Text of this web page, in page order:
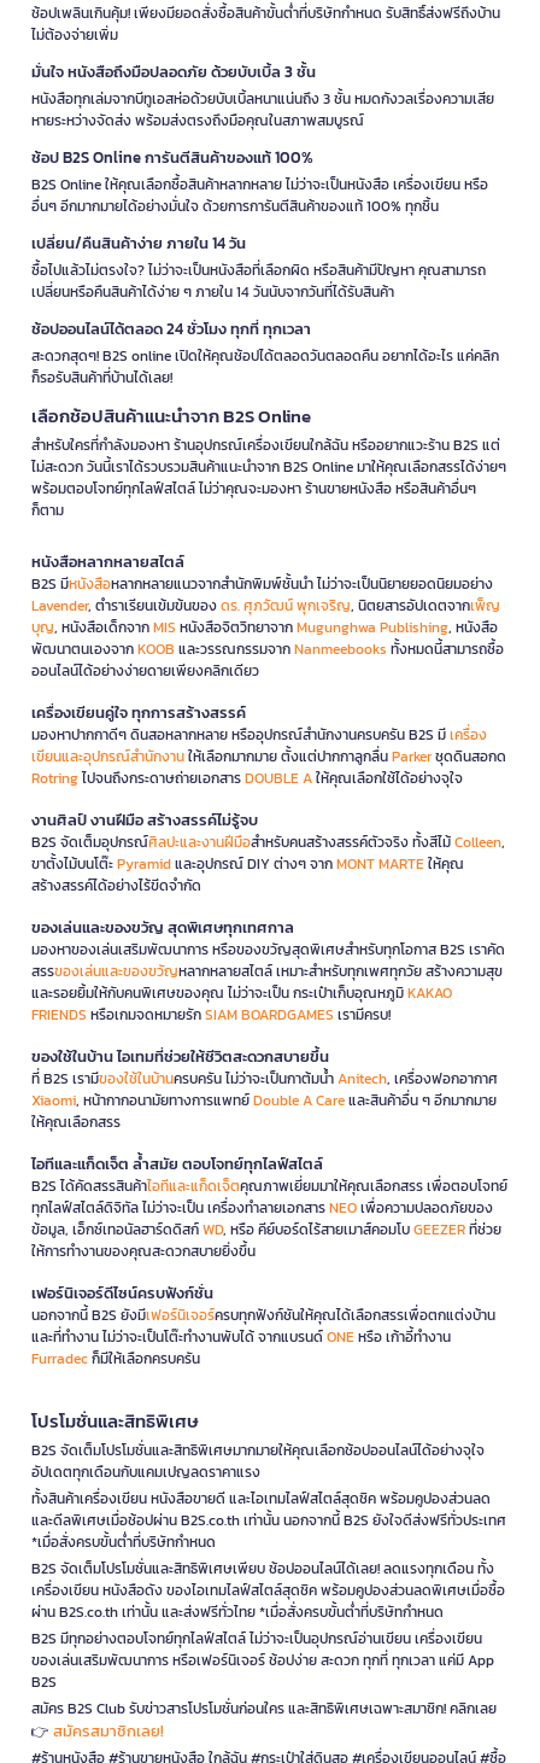
ช้อปเพลินเกินคุ้ม! เพียงมียอดสั่งซื้อสินค้าขั้นต่ำที่บริษัทกำหนด รับสิทธิ์ส่งฟรีถึงบ้าน
ไม่ต้องจ่ายเพิ่ม
มั่นใจ หนังสือถึงมือปลอดภัย ด้วยบับเบิ้ล 3 ชั้น
หนังสือทุกเล่มจากบีทูเอสห่อด้วยบับเบิ้ลหนาแน่นถึง 3 ชั้น หมดกังวลเรื่องความเสีย
หายระหว่างจัดส่ง พร้อมส่งตรงถึงมือคุณในสภาพสมบูรณ์
ช้อป B2S Online การันตีสินค้าของแท้ 100%
B2S Online ให้คุณเลือกซื้อสินค้าหลากหลาย ไม่ว่าจะเป็นหนังสือ เครื่องเขียน หรือ
อื่นๆ อีกมากมายได้อย่างมั่นใจ ด้วยการการันตีสินค้าของแท้ 100% ทุกชิ้น
เปลี่ยน/คืนสินค้าง่าย ภายใน 14 วัน
ซื้อไปแล้วไม่ตรงใจ? ไม่ว่าจะเป็นหนังสือที่เลือกผิด หรือสินค้ามีปัญหา คุณสามารถ
เปลี่ยนหรือคืนสินค้าได้ง่าย ๆ ภายใน 14 วันนับจากวันที่ได้รับสินค้า
ช้อปออนไลน์ได้ตลอด 24 ชั่วโมง ทุกที่ ทุกเวลา
สะดวกสุดๆ! B2S online เปิดให้คุณช้อปได้ตลอดวันตลอดคืน อยากได้อะไร แค่คลิก
ก็รอรับสินค้าที่บ้านได้เลย!
เลือกช้อปสินค้าแนะนำจาก B2S Online
สำหรับใครที่กำลังมองหา ร้านอุปกรณ์เครื่องเขียนใกล้ฉัน หรืออยากแวะร้าน B2S แต่
ไม่สะดวก วันนี้เราได้รวบรวมสินค้าแนะนำจาก B2S Online มาให้คุณเลือกสรรได้ง่ายๆ
พร้อมตอบโจทย์ทุกไลฟ์สไตล์ ไม่ว่าคุณจะมองหา ร้านขายหนังสือ หรือสินค้าอื่นๆ
ก็ตาม
หนังสือหลากหลายสไตล์
B2S มีหนังสือหลากหลายแนวจากสำนักพิมพ์ชั้นนำ ไม่ว่าจะเป็นนิยายยอดนิยมอย่าง
Lavender, ตำราเรียนเข้มข้นของดร. ศุภวัฒน์ พุกเจริญ, นิตยสารอัปเดตจากเพ็ญ
บุญ, หนังสือเด็กจากMIS หนังสือจิตวิทยาจากMugunghwa Publishing, หนังสือ
พัฒนาตนเองจากKOOB และวรรณกรรมจากNanmeebooks ทั้งหมดนี้สามารถซื้อ
ออนไลน์ได้อย่างง่ายดายเพียงคลิกเดียว
เครื่องเขียนคู่ใจ ทุกการสร้างสรรค์
มองหาปากกาดีๆ ดินสอหลากหลาย หรืออุปกรณ์สำนักงานครบครัน B2S มีเครื่อง
เขียนและอุปกรณ์สำนักงานให้เลือกมากมาย ตั้งแต่ปากกาลูกลื่นParkerชุดดินสอกด
Rotringไปจนถึงกระดาษถ่ายเอกสารDOUBLE Aให้คุณเลือกใช้ได้อย่างจุใจ
งานศิลป์ งานฝีมือ สร้างสรรค์ไม่รู้จบ
B2S จัดเต็มอุปกรณ์ศิลปะและงานฝีมือสำหรับคนสร้างสรรค์ตัวจริง ทั้งสีไม้Colleen,
ขาตั้งไม้บนโต๊ะPyramidและอุปกรณ์ DIY ต่างๆ จากMONT MARTEให้คุณ
สร้างสรรค์ได้อย่างไร้ขีดจำกัด
ของเล่นและของขวัญ สุดพิเศษทุกเทศกาล
มองหาของเล่นเสริมพัฒนาการ หรือของขวัญสุดพิเศษสำหรับทุกโอกาส B2S เราคัด
สรรของเล่นและของขวัญหลากหลายสไตล์ เหมาะสำหรับทุกเพศทุกวัย สร้างความสุข
และรอยยิ้มให้กับคนพิเศษของคุณ ไม่ว่าจะเป็น กระเป๋าเก็บอุณหภูมิKAKAO
FRIENDS หรือเกมจดหมายรักSIAM BOARDGAMES เรามีครบ!
ของใช้ในบ้าน ไอเทมที่ช่วยให้ชีวิตสะดวกสบายขึ้น
ที่ B2S เรามีของใช้ในบ้านครบครัน ไม่ว่าจะเป็นกาต้มน้ำAnitech, เครื่องฟอกอากาศ
Xiaomi, หน้ากากอนามัยทางการแพทย์Double A Careและสินค้าอื่น ๆ อีกมากมาย
ให้คุณเลือกสรร
ไอทีและแก็ดเจ็ต ล้ำสมัย ตอบโจทย์ทุกไลฟ์สไตล์
B2S ได้คัดสรรสินค้าไอทีและแก็ดเจ็ตคุณภาพเยี่ยมมาให้คุณเลือกสรร เพื่อตอบโจทย์
ทุกไลฟ์สไตล์ดิจิทัล ไม่ว่าจะเป็น เครื่องทำลายเอกสารNEOเพื่อความปลอดภัยของ
ข้อมูล, เอ็กซ์เทอนัลฮาร์ดดิสก์WD, หรือ คีย์บอร์ดไร้สายเมาส์คอมโบGEEZERที่ช่วย
ให้การทำงานของคุณสะดวกสบายยิ่งขึ้น
เฟอร์นิเจอร์ดีไซน์ครบฟังก์ชั่น
นอกจากนี้ B2S ยังมีเฟอร์นิเจอร์ครบทุกฟังก์ชันให้คุณได้เลือกสรรเพื่อตกแต่งบ้าน
และที่ทำงาน ไม่ว่าจะเป็นโต๊ะทำงานพับได้ จากแบรนด์ONEหรือ เก้าอี้ทำงาน
Furradecก็มีให้เลือกครบครัน
โปรโมชั่นและสิทธิพิเศษ
B2S จัดเต็มโปรโมชั่นและสิทธิพิเศษมากมายให้คุณเลือกช้อปออนไลน์ได้อย่างจุใจ
อัปเดตทุกเดือนกับแคมเปญลดราคาแรง
ทั้งสินค้าเครื่องเขียน หนังสือขายดี และไอเทมไลฟ์สไตล์สุดชิค พร้อมคูปองส่วนลด
และดีลพิเศษเมื่อช้อปผ่าน B2S.co.th เท่านั้น นอกจากนี้ B2S ยังใจดีส่งฟรีทั่วประเทศ
*เมื่อสั่งครบขั้นต่ำที่บริษัทกำหนด
B2S จัดเต็มโปรโมชั่นและสิทธิพิเศษเพียบ ช้อปออนไลน์ได้เลย! ลดแรงทุกเดือน ทั้ง
เครื่องเขียน หนังสือดัง ของไอเทมไลฟ์สไตล์สุดชิค พร้อมคูปองส่วนลดพิเศษเมื่อซื้อ
ผ่าน B2S.co.th เท่านั้น และส่งฟรีทั่วไทย *เมื่อสั่งครบขั้นต่ำที่บริษัทกำหนด
B2S มีทุกอย่างตอบโจทย์ทุกไลฟ์สไตล์ ไม่ว่าจะเป็นอุปกรณ์อ่านเขียน เครื่องเขียน
ของเล่นเสริมพัฒนาการ หรือเฟอร์นิเจอร์ ช้อปง่าย สะดวก ทุกที่ ทุกเวลา แค่มี App
B2S
สมัคร B2S Club รับข่าวสารโปรโมชั่นก่อนใคร และสิทธิพิเศษเฉพาะสมาชิก! คลิกเลย
👉 สมัครสมาชิกเลย!
#ร้านหนังสือ #ร้านขายหนังสือ ใกล้ฉัน #กระเป๋าใส่ดินสอ #เครื่องเขียนออนไลน์ #ซื้อ